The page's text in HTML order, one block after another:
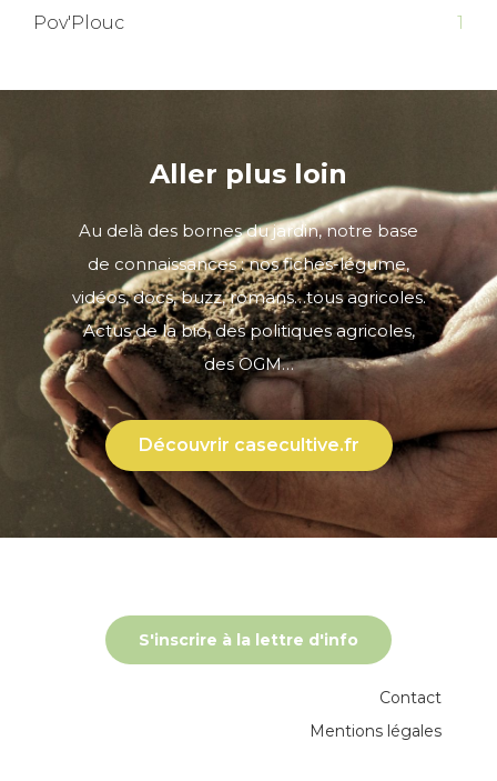
Pov'Plouc
1
Aller plus loin
Au delà des bornes du jardin, notre base
de connaissances : nos fiches-légume,
vidéos, docs, buzz, romans…tous agricoles.
Actus de la bio, des politiques agricoles,
des OGM…
Découvrir casecultive.fr
S'inscrire à la lettre d'info
Contact
Mentions légales